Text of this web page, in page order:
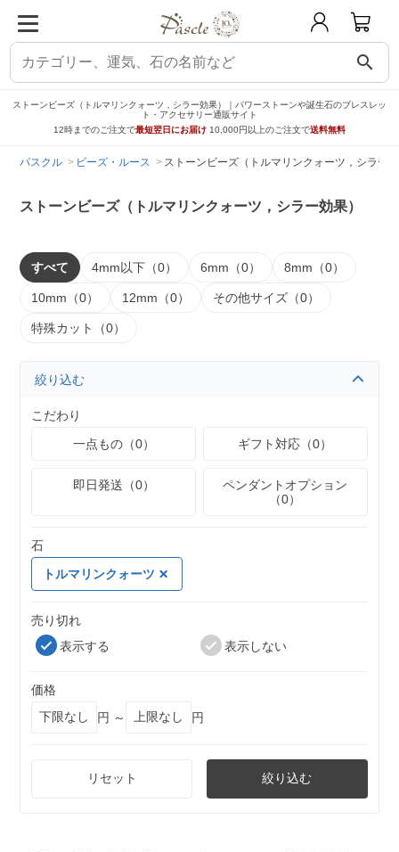
search
ストーンビーズ（トルマリンクォーツ，シラー効果）｜パワーストーンや誕生石のブレスレッ
ト・アクセサリー通販サイト
12時までのご注文で最短翌日にお届け 10,000円以上のご注文で送料無料
パスクル ビーズ・ルース ストーンビーズ（トルマリンクォーツ，シラー
ストーンビーズ（トルマリンクォーツ，シラー効果）
すべて 4mm以下（0） 6mm（0） 8mm（0）
10mm（0） 12mm（0） その他サイズ（0）
特殊カット（0）
絞り込む
こだわり
一点もの（0）
ギフト対応（0）
即日発送（0）
ペンダントオプション
（0）
石
トルマリンクォーツ
売り切れ
表示する
表示しない
価格
円 ～
円
リセット 絞り込む